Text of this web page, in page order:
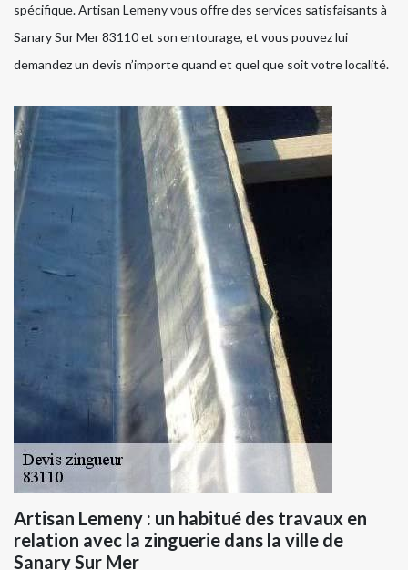
spécifique. Artisan Lemeny vous offre des services satisfaisants à
Sanary Sur Mer 83110 et son entourage, et vous pouvez lui
demandez un devis n’importe quand et quel que soit votre localité.
Artisan Lemeny : un habitué des travaux en
relation avec la zinguerie dans la ville de
Sanary Sur Mer